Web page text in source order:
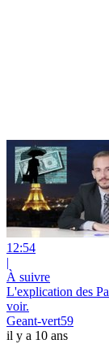
12:54
|
À suivre
L'explication des
voir.
Geant-vert59
il y a 10 ans